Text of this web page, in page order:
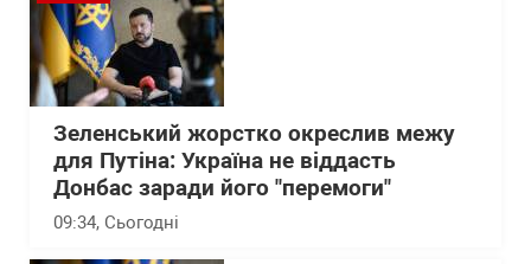
Зеленський жорстко окреслив межу
для Путіна: Україна не віддасть
Донбас заради його "перемоги"
09:34, Сьогодні